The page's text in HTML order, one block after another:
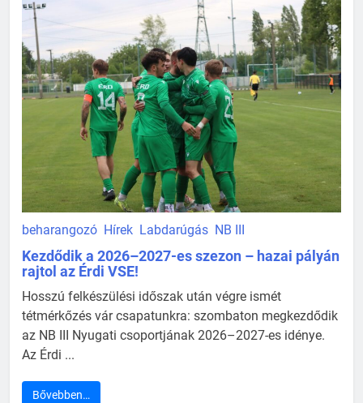
beharangozó Hírek Labdarúgás NB III
Kezdődik a 2026–2027-es szezon – hazai pályán
rajtol az Érdi VSE!
Hosszú felkészülési időszak után végre ismét
tétmérkőzés vár csapatunkra: szombaton megkezdődik
az NB III Nyugati csoportjának 2026–2027-es idénye.
Az Érdi ...
Bővebben…